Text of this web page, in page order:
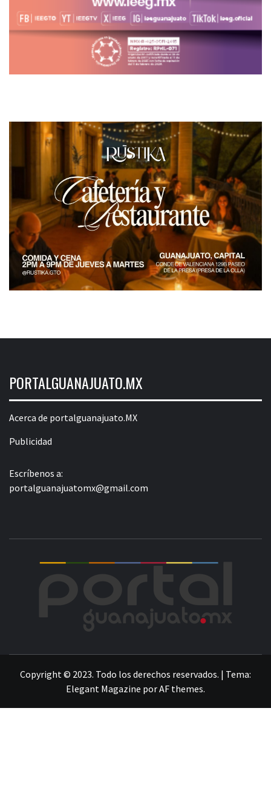
PORTALGUANAJUATO.MX
Acerca de portalguanajuato.MX
Publicidad
Escríbenos a:
portalguanajuatomx@gmail.com
Copyright © 2023. Todo los derechos reservados. | Tema:
Elegant Magazine porAF themes.